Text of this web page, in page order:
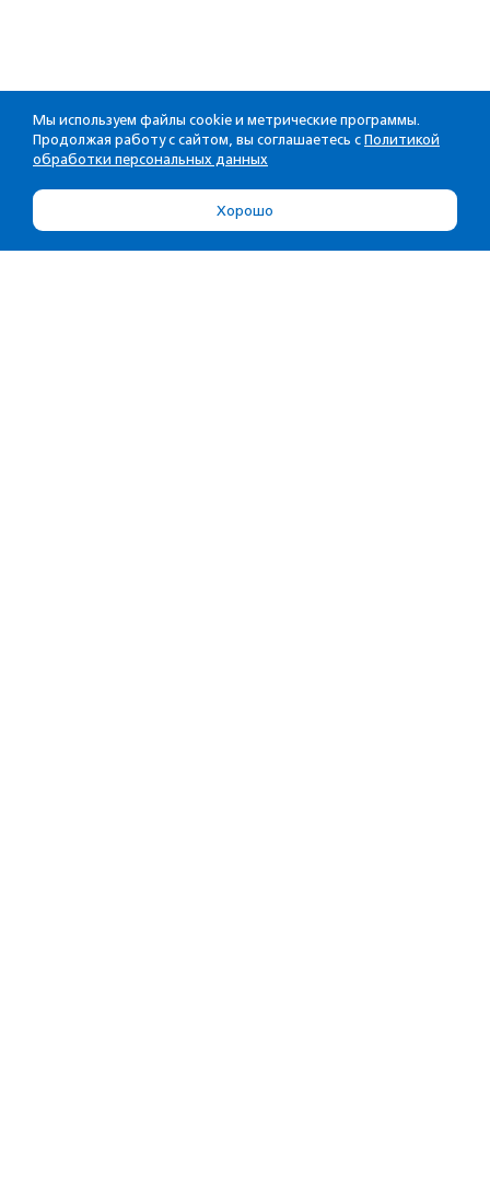
Мы используем файлы cookie и метрические программы.
Продолжая работу с сайтом, вы соглашаетесь с Политикой
обработки персональных данных
Хорошо